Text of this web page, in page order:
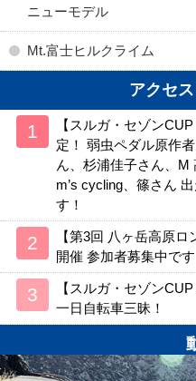
ニューモデル
Mt.富士ヒルクライム
アクセ
【スルガ・セゾン
定！ 弱虫ペダル原作
ん、杉浦佳子さん、M
m’s cycling、篠さん
す！
【第3回 八ヶ岳高原
開催 参加者募集中です
【スルガ・セゾン
一日自転車三昧！